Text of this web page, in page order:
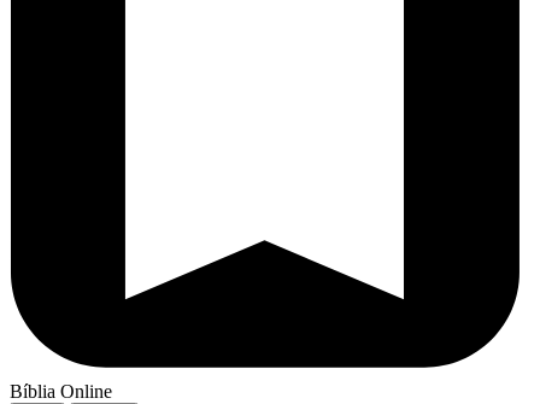
Bíblia Online